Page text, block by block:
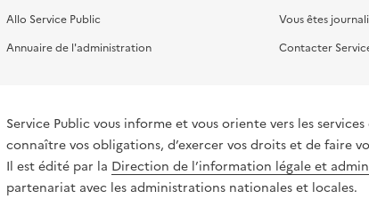
Allo Service Public
Annuaire de l'administration
Vous êtes
Contacter
Service Public vous informe et vous oriente vers les
connaître vos obligations, d’exercer vos droits et de faire
Il est édité par la Direction de l’information légale et
partenariat avec les administrations nationales et locales.